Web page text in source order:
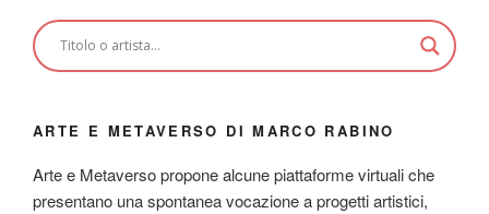
ARTE E METAVERSO DI MARCO RABINO
Arte e Metaverso propone alcune piattaforme virtuali che
presentano una spontanea vocazione a progetti artistici,